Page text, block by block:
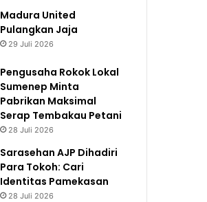
Madura United
Pulangkan Jaja
29 Juli 2026
Pengusaha Rokok Lokal
Sumenep Minta
Pabrikan Maksimal
Serap Tembakau Petani
28 Juli 2026
Sarasehan AJP Dihadiri
Para Tokoh: Cari
Identitas Pamekasan
28 Juli 2026